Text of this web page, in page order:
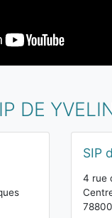
DE
SIP
4 rue